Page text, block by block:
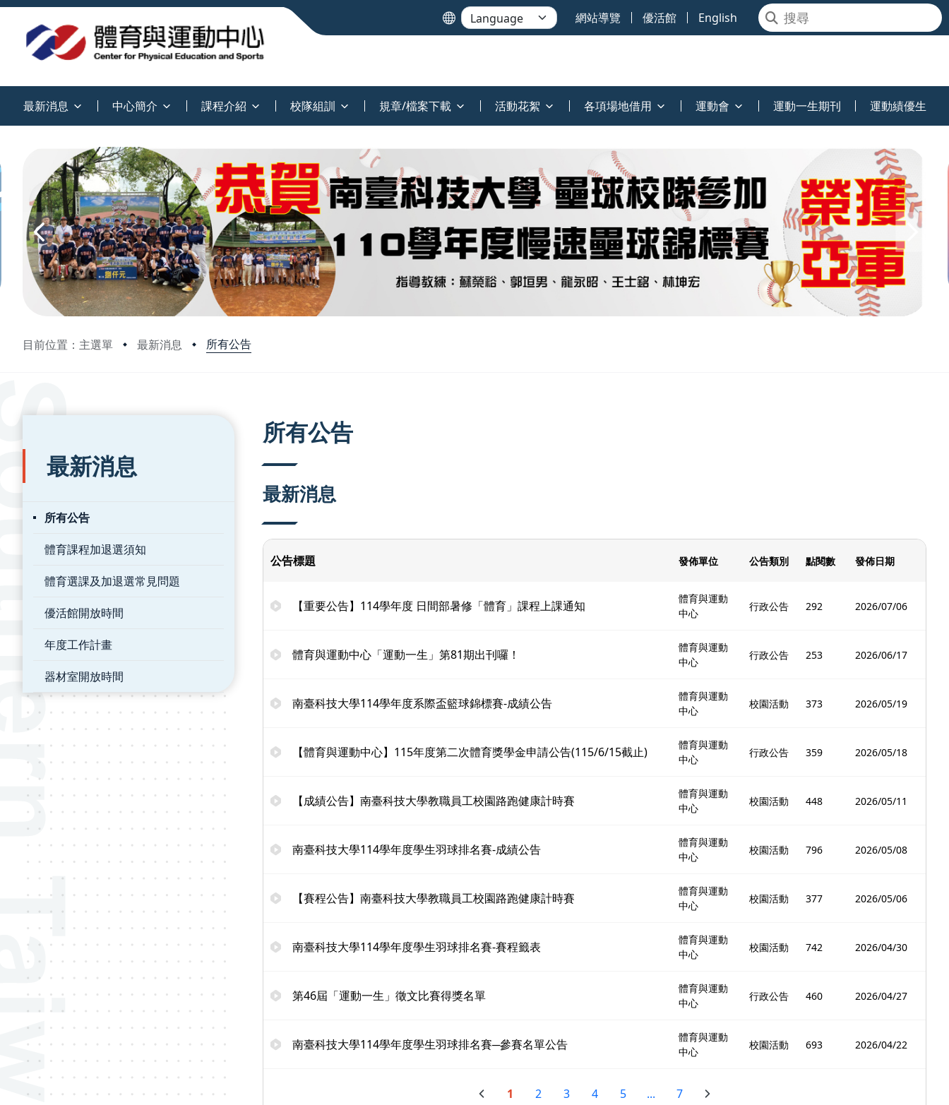
網站導覽 優活館 English
最新消息 中心簡介 課程介紹 校隊組訓 規章/檔案下載 活動花絮 各項場地借用 運動會 運動一生期刊 運動績優生
目前位置：主選單 最新消息 所有公告
:::
最新消息
所有公告
體育課程加退選須知
體育選課及加退選常見問題
優活館開放時間
年度工作計畫
器材室開放時間
所有公告
最新消息
公告標題 發佈單位 公告類別 點閱數 發佈日期
【重要公告】114學年度 日間部暑修「體育」課程上課通知
體育與運動
中心
行政公告 292 2026/07/06
體育與運動中心「運動一生」第81期出刊囉！
體育與運動
中心
行政公告 253 2026/06/17
南臺科技大學114學年度系際盃籃球錦標賽-成績公告
體育與運動
中心
校園活動 373 2026/05/19
【體育與運動中心】115年度第二次體育獎學金申請公告(115/6/15截止)
體育與運動
中心
行政公告 359 2026/05/18
【成績公告】南臺科技大學教職員工校園路跑健康計時賽
體育與運動
中心
校園活動 448 2026/05/11
南臺科技大學114學年度學生羽球排名賽-成績公告
體育與運動
中心
校園活動 796 2026/05/08
【賽程公告】南臺科技大學教職員工校園路跑健康計時賽
體育與運動
中心
校園活動 377 2026/05/06
南臺科技大學114學年度學生羽球排名賽-賽程籤表
體育與運動
中心
校園活動 742 2026/04/30
第46屆「運動一生」徵文比賽得獎名單
體育與運動
中心
行政公告 460 2026/04/27
南臺科技大學114學年度學生羽球排名賽─參賽名單公告
體育與運動
中心
校園活動 693 2026/04/22
1 2 3 4 5 ... 7